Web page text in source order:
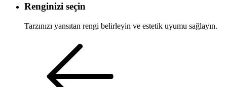
Renginizi seçin
Tarzınızı yansıtan rengi belirleyin ve estetik uyumu sağlayın.